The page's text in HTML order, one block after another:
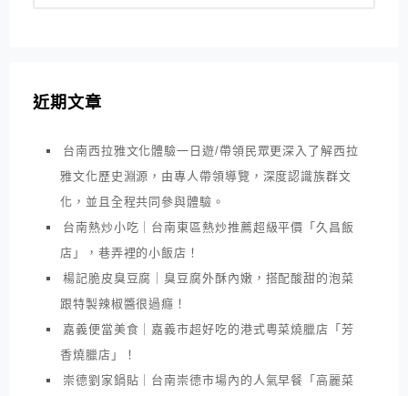
近期文章
台南西拉雅文化體驗一日遊/帶領民眾更深入了解西拉
雅文化歷史淵源，由專人帶領導覽，深度認識族群文
化，並且全程共同參與體驗。
台南熱炒小吃｜台南東區熱炒推薦超級平價「久昌飯
店」，巷弄裡的小飯店！
楊記脆皮臭豆腐｜臭豆腐外酥內嫩，搭配酸甜的泡菜
跟特製辣椒醬很過癮！
嘉義便當美食｜嘉義市超好吃的港式粵菜燒臘店「芳
香燒臘店」！
崇德劉家鍋貼｜台南崇德市場內的人氣早餐「高麗菜